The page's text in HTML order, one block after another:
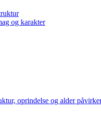
og karakter
oprindelse og alder